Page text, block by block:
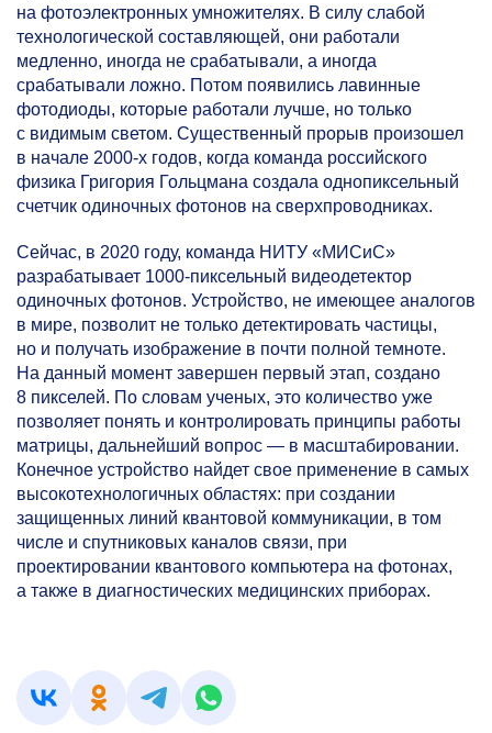
на фотоэлектронных умножителях. В силу слабой
технологической составляющей, они работали
медленно, иногда не срабатывали, а иногда
срабатывали ложно. Потом появились лавинные
фотодиоды, которые работали лучше, но только
с видимым светом. Существенный прорыв произошел
в начале 2000-х годов, когда команда российского
физика Григория Гольцмана создала однопиксельный
счетчик одиночных фотонов на сверхпроводниках.
Сейчас, в 2020 году, команда НИТУ «МИСиС»
разрабатывает 1000-пиксельный видеодетектор
одиночных фотонов. Устройство, не имеющее аналогов
в мире, позволит не только детектировать частицы,
но и получать изображение в почти полной темноте.
На данный момент завершен первый этап, создано
8 пикселей. По словам ученых, это количество уже
позволяет понять и контролировать принципы работы
матрицы, дальнейший вопрос — в масштабировании.
Конечное устройство найдет свое применение в самых
высокотехнологичных областях: при создании
защищенных линий квантовой коммуникации, в том
числе и спутниковых каналов связи, при
проектировании квантового компьютера на фотонах,
а также в диагностических медицинских приборах.